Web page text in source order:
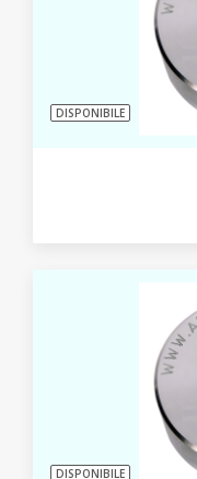
DISPONIBILE
DISPONIBILE